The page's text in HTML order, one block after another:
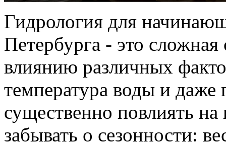
Гидрология для
Петербурга - это
влиянию различных
температура воды и даже
существенно повлиять
забывать о сезонности: